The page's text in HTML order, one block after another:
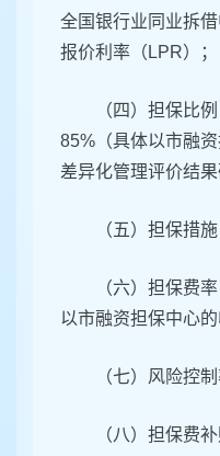
全国银行业同业拆
报价利率（LPR）；
（四）担保比
85%（具体以市融
差异化管理评价结
（五）担保措
（六）担保费
以市融资担保中心的
（七）风险控
（八）担保费